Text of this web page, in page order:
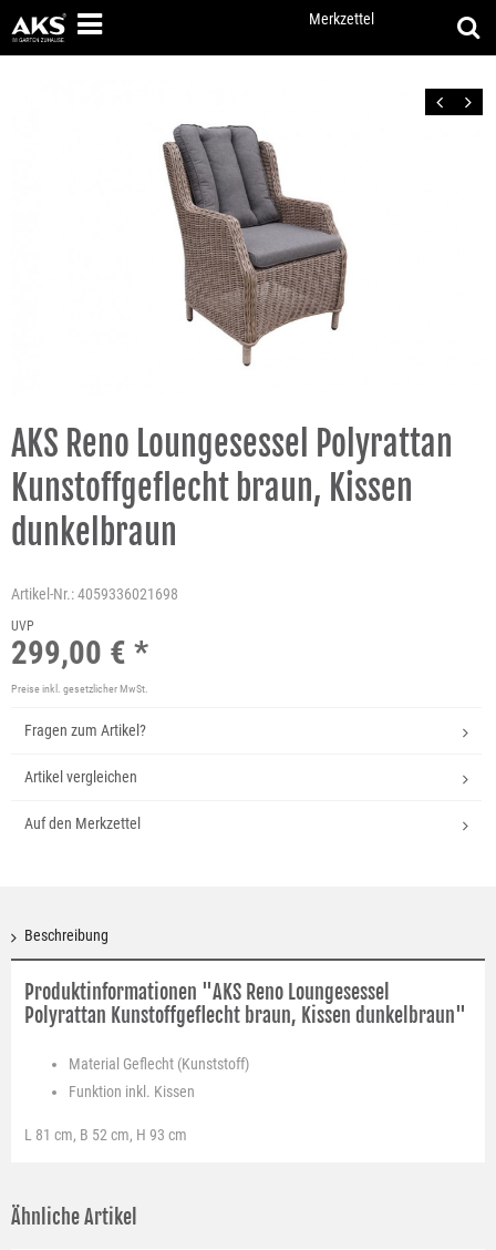
Merkzettel
Zurück Vor
AKS Reno Loungesessel Polyrattan
Kunstoffgeflecht braun, Kissen
dunkelbraun
Artikel-Nr.:4059336021698
UVP
299,00 € *
Preise inkl. gesetzlicher MwSt.
Fragen zum Artikel?
Artikel vergleichen
Auf den Merkzettel
Beschreibung
Produktinformationen "AKS Reno Loungesessel
Polyrattan Kunstoffgeflecht braun, Kissen dunkelbraun"
Material Geflecht (Kunststoff)
Funktion inkl. Kissen
L 81 cm, B 52 cm, H 93 cm
Ähnliche Artikel